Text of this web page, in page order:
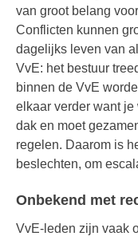
van groot belang
Conflicten kunnen
dagelijks leven van
VvE: het bestuur
binnen de VvE
elkaar verder want
dak en moet
regelen. Daarom is
beslechten, om
Onbekend met
VvE-leden zijn vaak